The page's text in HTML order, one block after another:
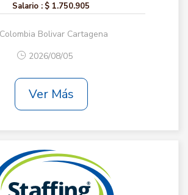
Salario : $ 1.750.905
Colombia Bolivar Cartagena
2026/08/05
Ver Más